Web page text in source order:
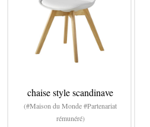
chaise style scandinave
(#Maison du Monde #Partenariat
rémunéré)